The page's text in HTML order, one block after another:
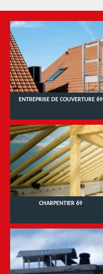
ENTREPRISE DE COUVERTURE 69
CHARPENTIER 69